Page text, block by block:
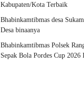
Kabupaten/Kota Terbaik
Bhabinkamtibmas desa
Desa binaanya
Bhabinkamtibmas Polsek
Sepak Bola Pordes Cup